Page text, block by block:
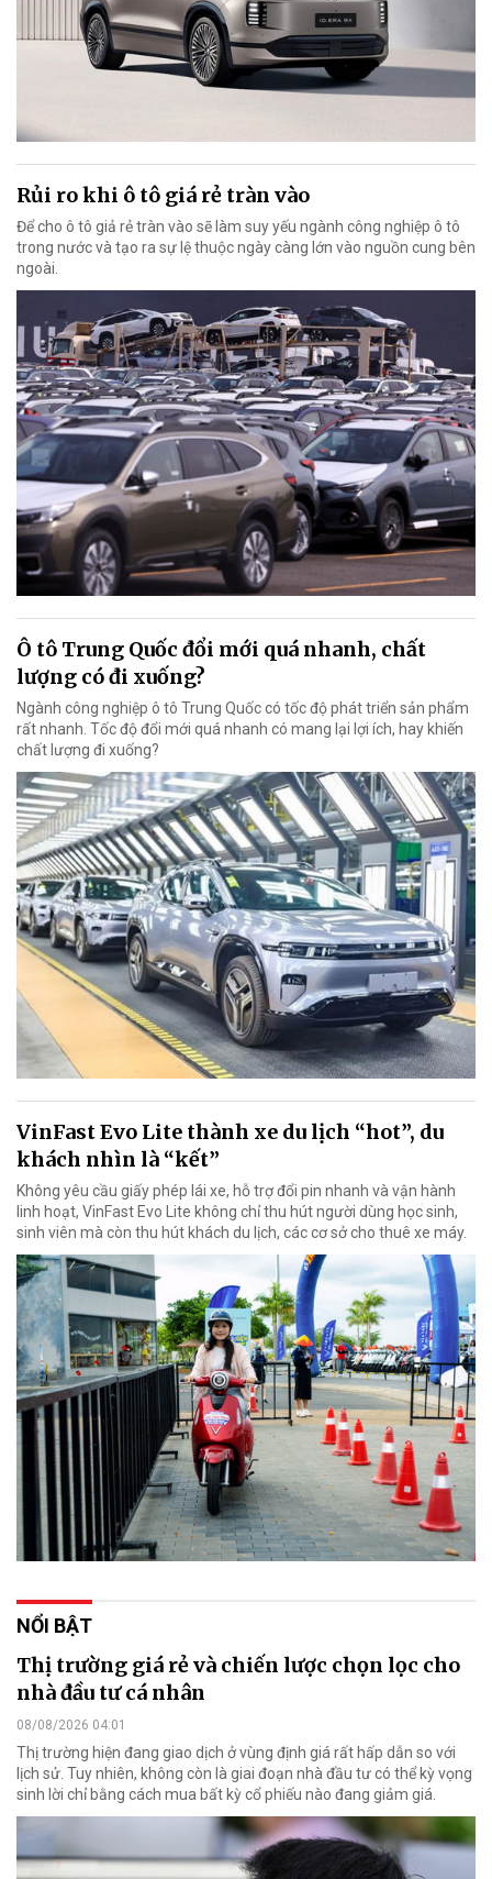
Rủi ro khi ô tô giá rẻ tràn vào
Để cho ô tô giả rẻ tràn vào sẽ làm suy yếu ngành công nghiệp ô tô
trong nước và tạo ra sự lệ thuộc ngày càng lớn vào nguồn cung bên
ngoài.
Ô tô Trung Quốc đổi mới quá nhanh, chất
lượng có đi xuống?
Ngành công nghiệp ô tô Trung Quốc có tốc độ phát triển sản phẩm
rất nhanh. Tốc độ đổi mới quá nhanh có mang lại lợi ích, hay khiến
chất lượng đi xuống?
VinFast Evo Lite thành xe du lịch “hot”, du
khách nhìn là “kết”
Không yêu cầu giấy phép lái xe, hỗ trợ đổi pin nhanh và vận hành
linh hoạt, VinFast Evo Lite không chỉ thu hút người dùng học sinh,
sinh viên mà còn thu hút khách du lịch, các cơ sở cho thuê xe máy.
NỔI BẬT
Thị trường giá rẻ và chiến lược chọn lọc cho
nhà đầu tư cá nhân
08/08/2026 04:01
Thị trường hiện đang giao dịch ở vùng định giá rất hấp dẫn so với
lịch sử. Tuy nhiên, không còn là giai đoạn nhà đầu tư có thể kỳ vọng
sinh lời chỉ bằng cách mua bất kỳ cổ phiếu nào đang giảm giá.